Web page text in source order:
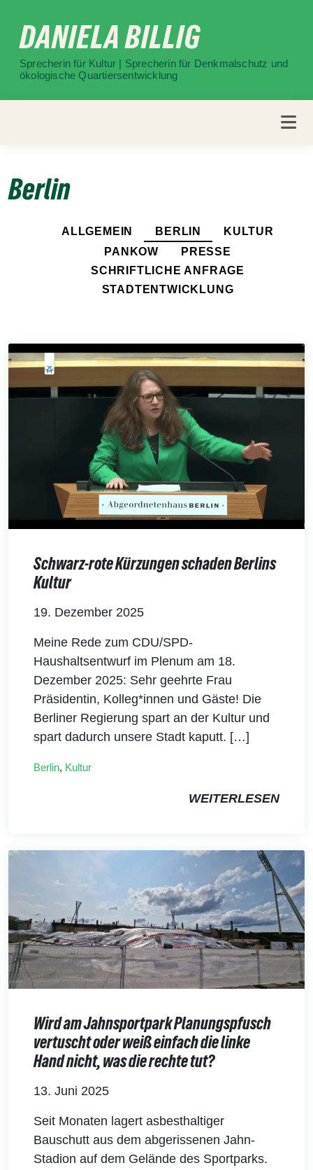
zum
InhaltDANIELA BILLIG
Sprecherin für Kultur | Sprecherin für Denkmalschutz und
ökologische Quartiersentwicklung
Berlin
ALLGEMEIN BERLIN
KULTUR
PANKOW
PRESSE
SCHRIFTLICHE ANFRAGE
STADTENTWICKLUNG
Schwarz-rote Kürzungen schaden Berlins
Kultur
19. Dezember 2025
Meine Rede zum CDU/SPD-
Haushaltsentwurf im Plenum am 18.
Dezember 2025: Sehr geehrte Frau
Präsidentin, Kolleg*innen und Gäste! Die
Berliner Regierung spart an der Kultur und
spart dadurch unsere Stadt kaputt. […]
Berlin, Kultur
WEITERLESEN
Wird am Jahnsportpark Planungspfusch
vertuscht oder weiß einfach die linke
Hand nicht, was die rechte tut?
13. Juni 2025
Seit Monaten lagert asbesthaltiger
Bauschutt aus dem abgerissenen Jahn-
Stadion auf dem Gelände des Sportparks.